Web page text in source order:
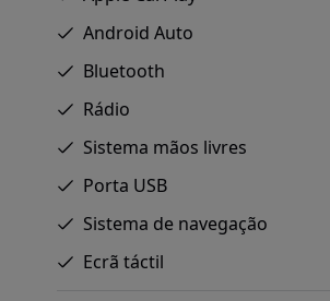
Android Auto
Bluetooth
Rádio
Sistema mãos livres
Porta USB
Sistema de navegação
Ecrã táctil